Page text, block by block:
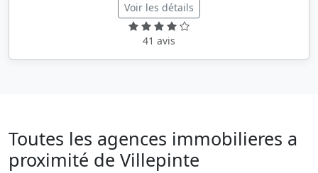
Voir les détails
41 avis
Toutes les agences immobilieres a
proximité de Villepinte